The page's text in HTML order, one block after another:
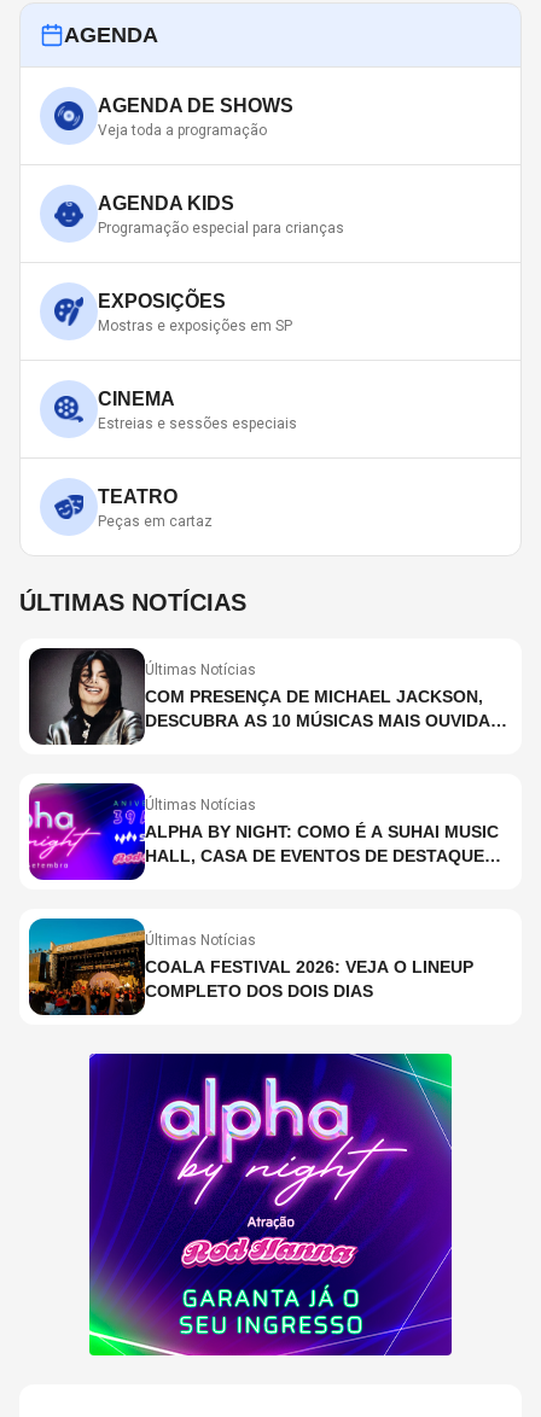
AGENDA
AGENDA DE SHOWS
Veja toda a programação
AGENDA KIDS
Programação especial para crianças
EXPOSIÇÕES
Mostras e exposições em SP
CINEMA
Estreias e sessões especiais
TEATRO
Peças em cartaz
ÚLTIMAS NOTÍCIAS
Últimas Notícias
COM PRESENÇA DE MICHAEL JACKSON,
DESCUBRA AS 10 MÚSICAS MAIS OUVIDAS
Últimas Notícias
ALPHA BY NIGHT: COMO É A SUHAI MUSIC
HALL, CASA DE EVENTOS DE DESTAQUE
Últimas Notícias
COALA FESTIVAL 2026: VEJA O LINEUP
COMPLETO DOS DOIS DIAS